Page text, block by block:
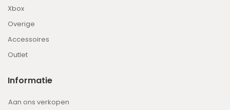
Xbox
Overige
Accessoires
Outlet
Informatie
Aan ons verkopen